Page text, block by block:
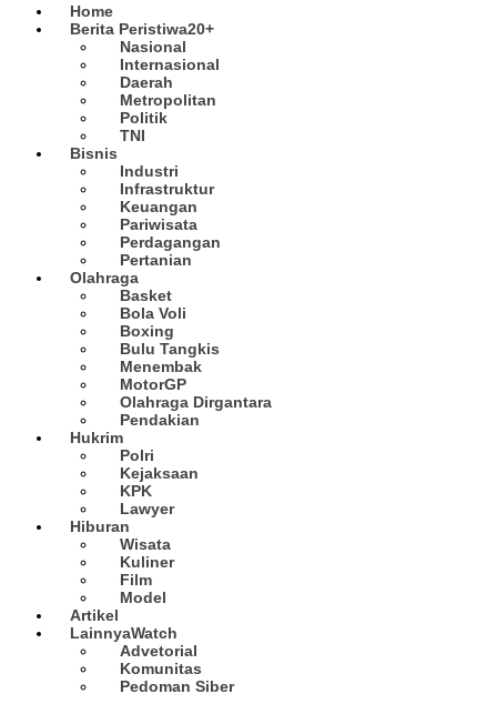
Home
Berita Peristiwa20+
Nasional
Internasional
Daerah
Metropolitan
Politik
TNI
Bisnis
Industri
Infrastruktur
Keuangan
Pariwisata
Perdagangan
Pertanian
Olahraga
Basket
Bola Voli
Boxing
Bulu Tangkis
Menembak
MotorGP
Olahraga Dirgantara
Pendakian
Hukrim
Polri
Kejaksaan
KPK
Lawyer
Hiburan
Wisata
Kuliner
Film
Model
Artikel
LainnyaWatch
Advetorial
Komunitas
Pedoman Siber